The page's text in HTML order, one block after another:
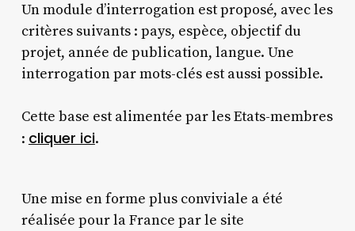
Un module d’interrogation est proposé, avec les
critères suivants : pays, espèce, objectif du
projet, année de publication, langue. Une
interrogation par mots-clés est aussi possible.
Cette base est alimentée par les Etats-membres
: cliquer ici.
Une mise en forme plus conviviale a été
réalisée pour la France par le site